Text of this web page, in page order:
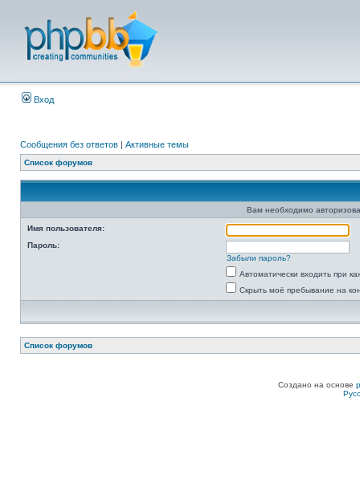
Вход
Сообщения без ответов | Активные темы
Список форумов
Вам необходимо
Имя пользователя:
Пароль:
Забыли пароль?
Автоматически входить при
Скрыть моё пребывание на
Список форумов
Создано на основе